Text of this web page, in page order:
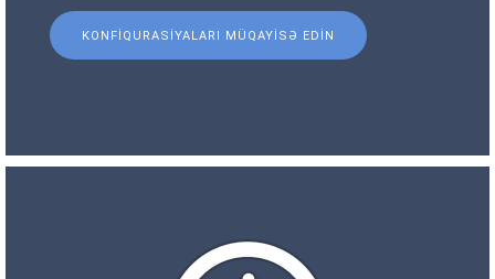
KONFIQURASIYALARI MÜQAYISƏ EDIN